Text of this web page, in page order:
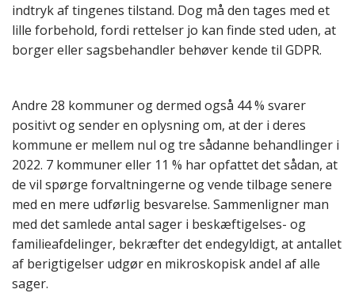
indtryk af tingenes tilstand. Dog må den tages med et
lille forbehold, fordi rettelser jo kan finde sted uden, at
borger eller sagsbehandler behøver kende til GDPR.
Andre 28 kommuner og dermed også 44 % svarer
positivt og sender en oplysning om, at der i deres
kommune er mellem nul og tre sådanne behandlinger i
2022. 7 kommuner eller 11 % har opfattet det sådan, at
de vil spørge forvaltningerne og vende tilbage senere
med en mere udførlig besvarelse. Sammenligner man
med det samlede antal sager i beskæftigelses- og
familieafdelinger, bekræfter det endegyldigt, at antallet
af berigtigelser udgør en mikroskopisk andel af alle
sager.